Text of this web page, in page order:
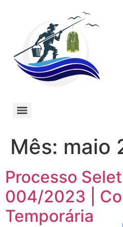
Mês: maio
Processo
004/2023 |
Temporária